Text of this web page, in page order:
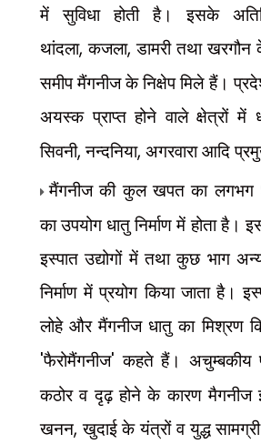
में सुविधा होती है। इसके
थांदला,कजला,डामरी तथा
समीप मैंगनीज के निक्षेप मिले हैं।
अयस्क प्राप्त होने वाले क्षेत्रों में
सिवनी,नन्दनिया, अगरवारा आदि
मैंगनीज की कुल खपत का लगभग
का उपयोग धातु निर्माण में होता है।
इस्पात उद्योगों में तथा कुछ भाग
निर्माण में प्रयोग किया जाता है।
लोहे और मैंगनीज धातु का मिश्रण
'फैरोमैंगनीज'कहते हैं। अचुम्बकीय
कठोर व दृढ़ होने के कारण मैगनीज
खनन,खुदाई के यंत्रों व युद्ध